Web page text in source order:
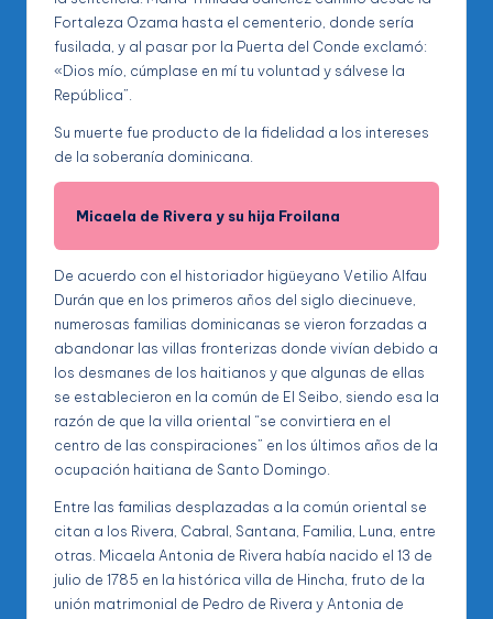
Fortaleza Ozama hasta el cementerio, donde sería
fusilada, y al pasar por la Puerta del Conde exclamó:
«Dios mío, cúmplase en mí tu voluntad y sálvese la
República”.
Su muerte fue producto de la fidelidad a los intereses
de la soberanía dominicana.
Micaela de Rivera y su hija Froilana
De acuerdo con el historiador higüeyano Vetilio Alfau
Durán que en los primeros años del siglo diecinueve,
numerosas familias dominicanas se vieron forzadas a
abandonar las villas fronterizas donde vivían debido a
los desmanes de los haitianos y que algunas de ellas
se establecieron en la común de El Seibo, siendo esa la
razón de que la villa oriental “se convirtiera en el
centro de las conspiraciones” en los últimos años de la
ocupación haitiana de Santo Domingo.
Entre las familias desplazadas a la común oriental se
citan a los Rivera, Cabral, Santana, Familia, Luna, entre
otras. Micaela Antonia de Rivera había nacido el 13 de
julio de 1785 en la histórica villa de Hincha, fruto de la
unión matrimonial de Pedro de Rivera y Antonia de